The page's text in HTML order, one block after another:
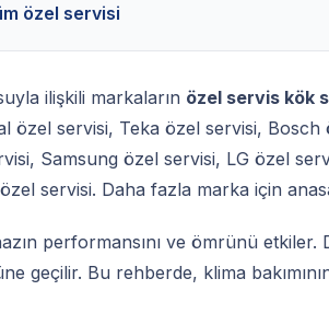
özel servisi
ilişkili markaların özel servis kök
özel servisi, Teka özel servisi, Bosch
, Samsung özel servisi, LG özel
servisi. Daha fazla marka için
performansını ve ömrünü
geçilir. Bu rehberde, klima